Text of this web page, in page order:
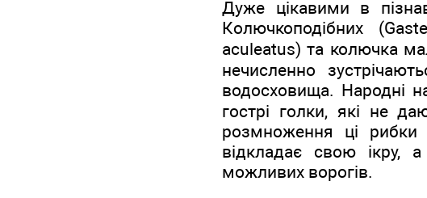
Дуже цікавими в
Колючкоподібних
aculeatus) та колючка
нечисленно
водосховища. Народні
гострі голки, які не
розмноження ці рибки
відкладає свою ікру,
можливих ворогів.